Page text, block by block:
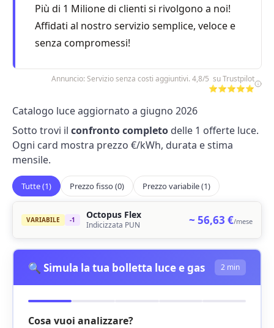
Più di 1 Milione di clienti si rivolgono a noi!
Affidati al nostro servizio semplice, veloce e
senza compromessi!
Annuncio: Servizio senza costi aggiuntivi. 4,8/5 su Trustpilot
⭐⭐⭐⭐⭐
Catalogo luce aggiornato a giugno 2026
Sotto trovi il confronto completo delle 1 offerte luce.
Ogni card mostra prezzo €/kWh, durata e stima
mensile.
Tutte (1) Prezzo fisso (0) Prezzo variabile (1)
VARIABILE -1 Octopus Flex
Indicizzata PUN ~ 56,63 €/mese
🔍 Simula la tua bolletta luce e gas 2 min
Cosa vuoi analizzare?